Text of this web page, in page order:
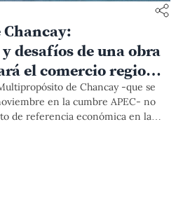
desafíos de una obra
el comercio regional
de Chancay -que se
en la cumbre APEC- no
de referencia económica en la
potenciará el comercio y ubicará a